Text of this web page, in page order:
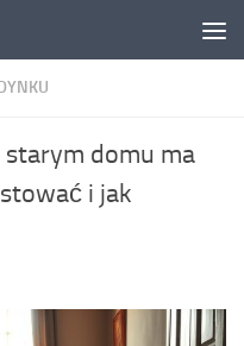
starym domu ma
i jak